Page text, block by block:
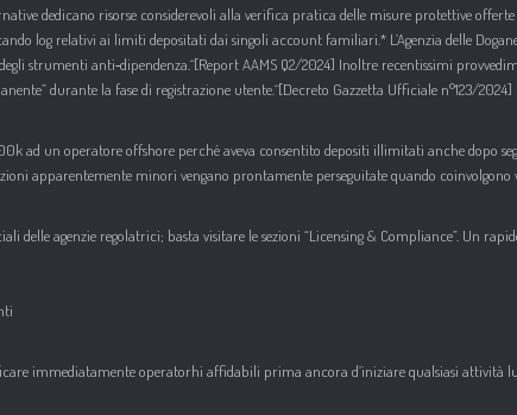
dedicano risorse considerevoli alla verifica pratica delle misure protettive
log relativi ai limiti depositati dai singoli account familiari.* L’Agenzia delle
strumenti anti‑dipendenza.^[Report AAMS Q2/2024] Inoltre recentissimi
durante la fase di registrazione utente.^[Decreto Gazzetta Ufficiale n°123/2024]
ad un operatore offshore perché aveva consentito depositi illimitati anche dopo
apparentemente minori vengano prontamente perseguitate quando
agenzie regolatrici; basta visitare le sezioni “Licensing & Compliance”. Un
immediatamente operator​​hi affidabili prima ancora d’iniziare qualsiasi attività